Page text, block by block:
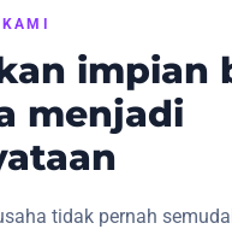
impian
menjadi
tidak pernah